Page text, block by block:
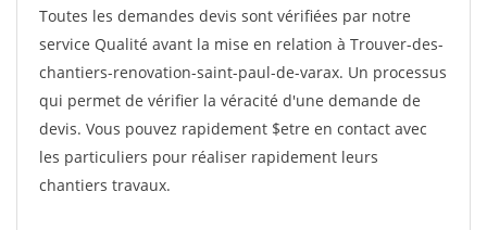
Toutes les demandes devis sont vérifiées par notre
service Qualité avant la mise en relation à Trouver-des-
chantiers-renovation-saint-paul-de-varax. Un processus
qui permet de vérifier la véracité d'une demande de
devis. Vous pouvez rapidement $etre en contact avec
les particuliers pour réaliser rapidement leurs
chantiers travaux.